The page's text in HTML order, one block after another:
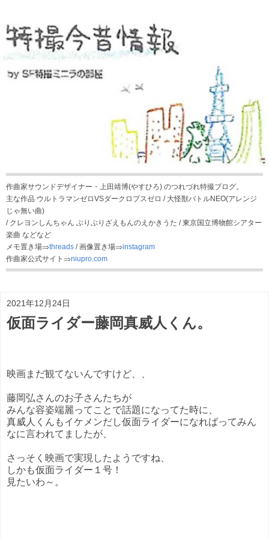
作曲家サウンドデザイナー・上田靖博(やすひろ) のつれづれ特撮ブログ。
主な作品 ウルトラマンゼロVSダークロプスゼロ / 大怪獣バトルNEO(アレンジ
じゃ無い曲)
/ クレヨンしんちゃん ぶりぶりざえもんのえかきうた / 東京国立博物館シアター
楽曲 などなど
メモ置き場⇒threads / 画像置き場⇒instagram
作曲家公式サイト⇒niupro.com
2021年12月24日
仮面ライダー藤岡真威人くん。
映画まだ観てないんですけど、、
藤岡弘さんのお子さんたちが
みんな容姿端麗ってことで話題になってた時に、
真威人くんもイケメンだし仮面ライダーになればってみん
なに言われてましたが、
さっそく映画で実現したようですね、
しかも仮面ライダー１号！
見たいわ～。